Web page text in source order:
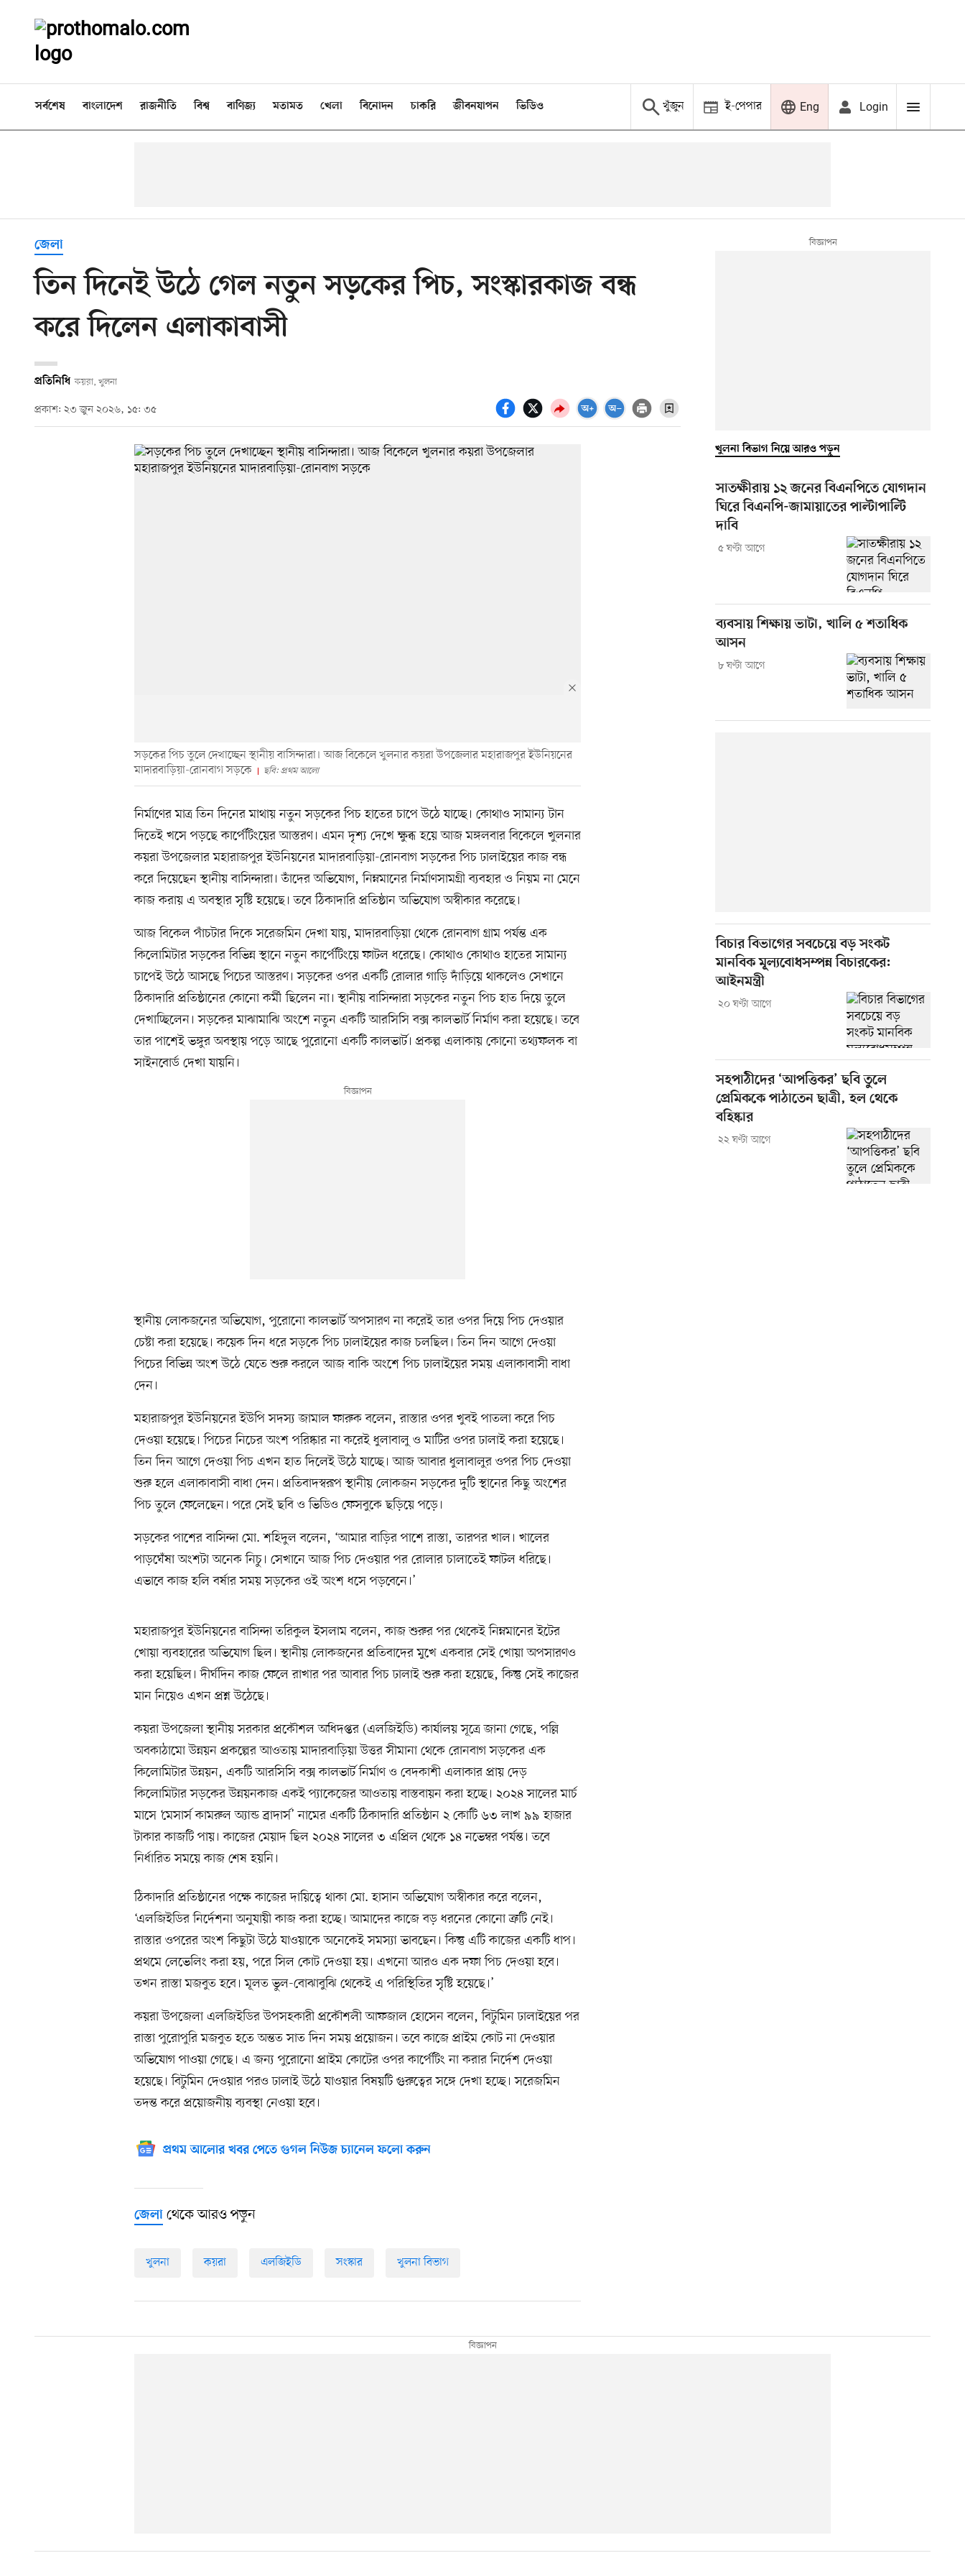
সর্বশেষ বাংলাদেশ রাজনীতি বিশ্ব বাণিজ্য মতামত খেলা বিনোদন চাকরি জীবনযাপন ভিডিও খুঁজুন ই-পেপার Eng Login
জেলা
তিন দিনেই উঠে গেল নতুন সড়কের পিচ, সংস্কারকাজ বন্ধ
করে দিলেন এলাকাবাসী
প্রতিনিধি কয়রা, খুলনা
প্রকাশ: ২৩ জুন ২০২৬, ১৫: ৩৫
সড়কের পিচ তুলে দেখাচ্ছেন স্থানীয় বাসিন্দারা। আজ বিকেলে খুলনার কয়রা উপজেলার মহারাজপুর ইউনিয়নের
মাদারবাড়িয়া-রোনবাগ সড়কে
ছবি: প্রথম আলো
নির্মাণের মাত্র তিন দিনের মাথায় নতুন সড়কের পিচ হাতের চাপে উঠে যাচ্ছে। কোথাও সামান্য টান
দিতেই খসে পড়ছে কার্পেটিংয়ের আস্তরণ। এমন দৃশ্য দেখে ক্ষুব্ধ হয়ে আজ মঙ্গলবার বিকেলে খুলনার
কয়রা উপজেলার মহারাজপুর ইউনিয়নের মাদারবাড়িয়া-রোনবাগ সড়কের পিচ ঢালাইয়ের কাজ বন্ধ
করে দিয়েছেন স্থানীয় বাসিন্দারা। তাঁদের অভিযোগ, নিম্নমানের নির্মাণসামগ্রী ব্যবহার ও নিয়ম না মেনে
কাজ করায় এ অবস্থার সৃষ্টি হয়েছে। তবে ঠিকাদারি প্রতিষ্ঠান অভিযোগ অস্বীকার করেছে।
আজ বিকেল পাঁচটার দিকে সরেজমিন দেখা যায়, মাদারবাড়িয়া থেকে রোনবাগ গ্রাম পর্যন্ত এক
কিলোমিটার সড়কের বিভিন্ন স্থানে নতুন কার্পেটিংয়ে ফাটল ধরেছে। কোথাও কোথাও হাতের সামান্য
চাপেই উঠে আসছে পিচের আস্তরণ। সড়কের ওপর একটি রোলার গাড়ি দাঁড়িয়ে থাকলেও সেখানে
ঠিকাদারি প্রতিষ্ঠানের কোনো কর্মী ছিলেন না। স্থানীয় বাসিন্দারা সড়কের নতুন পিচ হাত দিয়ে তুলে
দেখাচ্ছিলেন। সড়কের মাঝামাঝি অংশে নতুন একটি আরসিসি বক্স কালভার্ট নির্মাণ করা হয়েছে। তবে
তার পাশেই ভঙ্গুর অবস্থায় পড়ে আছে পুরোনো একটি কালভার্ট। প্রকল্প এলাকায় কোনো তথ্যফলক বা
সাইনবোর্ড দেখা যায়নি।
স্থানীয় লোকজনের অভিযোগ, পুরোনো কালভার্ট অপসারণ না করেই তার ওপর দিয়ে পিচ দেওয়ার
চেষ্টা করা হয়েছে। কয়েক দিন ধরে সড়কে পিচ ঢালাইয়ের কাজ চলছিল। তিন দিন আগে দেওয়া
পিচের বিভিন্ন অংশ উঠে যেতে শুরু করলে আজ বাকি অংশে পিচ ঢালাইয়ের সময় এলাকাবাসী বাধা
দেন।
মহারাজপুর ইউনিয়নের ইউপি সদস্য জামাল ফারুক বলেন, রাস্তার ওপর খুবই পাতলা করে পিচ
দেওয়া হয়েছে। পিচের নিচের অংশ পরিষ্কার না করেই ধুলাবালু ও মাটির ওপর ঢালাই করা হয়েছে।
তিন দিন আগে দেওয়া পিচ এখন হাত দিলেই উঠে যাচ্ছে। আজ আবার ধুলাবালুর ওপর পিচ দেওয়া
শুরু হলে এলাকাবাসী বাধা দেন। প্রতিবাদস্বরূপ স্থানীয় লোকজন সড়কের দুটি স্থানের কিছু অংশের
পিচ তুলে ফেলেছেন। পরে সেই ছবি ও ভিডিও ফেসবুকে ছড়িয়ে পড়ে।
সড়কের পাশের বাসিন্দা মো. শহিদুল বলেন, ‘আমার বাড়ির পাশে রাস্তা, তারপর খাল। খালের
পাড়ঘেঁষা অংশটা অনেক নিচু। সেখানে আজ পিচ দেওয়ার পর রোলার চালাতেই ফাটল ধরিছে।
এভাবে কাজ হলি বর্ষার সময় সড়কের ওই অংশ ধসে পড়বেনে।’
মহারাজপুর ইউনিয়নের বাসিন্দা তরিকুল ইসলাম বলেন, কাজ শুরুর পর থেকেই নিম্নমানের ইটের
খোয়া ব্যবহারের অভিযোগ ছিল। স্থানীয় লোকজনের প্রতিবাদের মুখে একবার সেই খোয়া অপসারণও
করা হয়েছিল। দীর্ঘদিন কাজ ফেলে রাখার পর আবার পিচ ঢালাই শুরু করা হয়েছে, কিন্তু সেই কাজের
মান নিয়েও এখন প্রশ্ন উঠেছে।
কয়রা উপজেলা স্থানীয় সরকার প্রকৌশল অধিদপ্তর (এলজিইডি) কার্যালয় সূত্রে জানা গেছে, পল্লি
অবকাঠামো উন্নয়ন প্রকল্পের আওতায় মাদারবাড়িয়া উত্তর সীমানা থেকে রোনবাগ সড়কের এক
কিলোমিটার উন্নয়ন, একটি আরসিসি বক্স কালভার্ট নির্মাণ ও বেদকাশী এলাকার প্রায় দেড়
কিলোমিটার সড়কের উন্নয়নকাজ একই প্যাকেজের আওতায় বাস্তবায়ন করা হচ্ছে। ২০২৪ সালের মার্চ
মাসে ‘মেসার্স কামরুল অ্যান্ড ব্রাদার্স’ নামের একটি ঠিকাদারি প্রতিষ্ঠান ২ কোটি ৬৩ লাখ ৯৯ হাজার
টাকার কাজটি পায়। কাজের মেয়াদ ছিল ২০২৪ সালের ৩ এপ্রিল থেকে ১৪ নভেম্বর পর্যন্ত। তবে
নির্ধারিত সময়ে কাজ শেষ হয়নি।
ঠিকাদারি প্রতিষ্ঠানের পক্ষে কাজের দায়িত্বে থাকা মো. হাসান অভিযোগ অস্বীকার করে বলেন,
‘এলজিইডির নির্দেশনা অনুযায়ী কাজ করা হচ্ছে। আমাদের কাজে বড় ধরনের কোনো ত্রুটি নেই।
রাস্তার ওপরের অংশ কিছুটা উঠে যাওয়াকে অনেকেই সমস্যা ভাবছেন। কিন্তু এটি কাজের একটি ধাপ।
প্রথমে লেভেলিং করা হয়, পরে সিল কোট দেওয়া হয়। এখনো আরও এক দফা পিচ দেওয়া হবে।
তখন রাস্তা মজবুত হবে। মূলত ভুল-বোঝাবুঝি থেকেই এ পরিস্থিতির সৃষ্টি হয়েছে।’
কয়রা উপজেলা এলজিইডির উপসহকারী প্রকৌশলী আফজাল হোসেন বলেন, বিটুমিন ঢালাইয়ের পর
রাস্তা পুরোপুরি মজবুত হতে অন্তত সাত দিন সময় প্রয়োজন। তবে কাজে প্রাইম কোট না দেওয়ার
অভিযোগ পাওয়া গেছে। এ জন্য পুরোনো প্রাইম কোটের ওপর কার্পেটিং না করার নির্দেশ দেওয়া
হয়েছে। বিটুমিন দেওয়ার পরও ঢালাই উঠে যাওয়ার বিষয়টি গুরুত্বের সঙ্গে দেখা হচ্ছে। সরেজমিন
তদন্ত করে প্রয়োজনীয় ব্যবস্থা নেওয়া হবে।
প্রথম আলোর খবর পেতে গুগল নিউজ চ্যানেল ফলো করুন
জেলা থেকে আরও পড়ুন
খুলনা কয়রা এলজিইডি সংস্কার খুলনা বিভাগ
খুলনা বিভাগ নিয়ে আরও পড়ুন
সাতক্ষীরায় ১২ জনের বিএনপিতে যোগদান
ঘিরে বিএনপি-জামায়াতের পাল্টাপাল্টি
দাবি
৫ ঘণ্টা আগে
ব্যবসায় শিক্ষায় ভাটা, খালি ৫ শতাধিক
আসন
৮ ঘণ্টা আগে
বিচার বিভাগের সবচেয়ে বড় সংকট
মানবিক মূল্যবোধসম্পন্ন বিচারকের:
আইনমন্ত্রী
২০ ঘণ্টা আগে
সহপাঠীদের ‘আপত্তিকর’ ছবি তুলে
প্রেমিককে পাঠাতেন ছাত্রী, হল থেকে
বহিষ্কার
২২ ঘণ্টা আগে